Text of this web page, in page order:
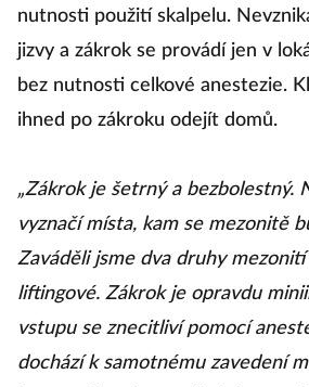
nutnosti použití skalpelu.
jizvy a zákrok se provádí jen v
bez nutnosti celkové anestezie.
ihned po zákroku odejít domů.
„Zákrok je šetrný a bezbolestný.
vyznačí místa, kam se mezonitě
Zaváděli jsme dva druhy
liftingové. Zákrok je opravdu
vstupu se znecitliví pomocí
dochází k samotnému zavedení